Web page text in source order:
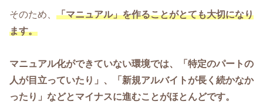
そのため、 「マニュアル」を作ることがとても大切になり
ます。
マニュアル化ができていない環境では、「特定のパートの
人が目立っていたり」、「新規アルバイトが長く続かなか
ったり」などとマイナスに進むことがほとんどです。